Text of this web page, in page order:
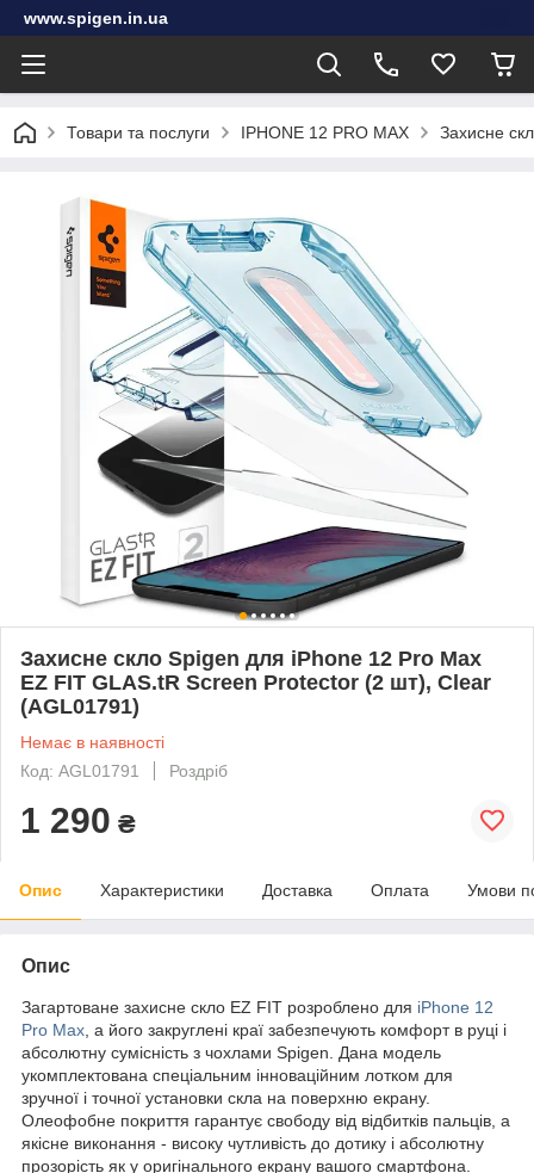
www.spigen.in.ua
Товари та послуги IPHONE 12 PRO MAX Захисне
Захисне скло Spigen для iPhone 12 Pro Max
EZ FIT GLAS.tR Screen Protector (2 шт), Clear
(AGL01791)
Немає в наявності
Код: AGL01791
Роздріб
1 290 ₴
Опис Характеристики Доставка Оплата Умови
Опис
Загартоване захисне скло EZ FIT розроблено для iPhone 12
Pro Max , а його закруглені краї забезпечують комфорт в руці і
абсолютну сумісність з чохлами Spigen. Дана модель
укомплектована спеціальним інноваційним лотком для
зручної і точної установки скла на поверхню екрану.
Олеофобне покриття гарантує свободу від відбитків пальців, а
якісне виконання - високу чутливість до дотику і абсолютну
прозорість як у оригінального екрану вашого смартфона.